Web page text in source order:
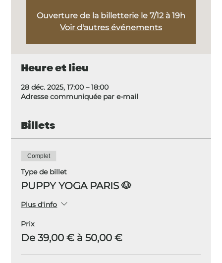
Ouverture de la billetterie le 7/12 à 19h
Voir d'autres événements
Heure et lieu
28 déc. 2025, 17:00 – 18:00
Adresse communiquée par e-mail
Billets
Complet
Type de billet
PUPPY YOGA PARIS 🐶
Plus d'info
Prix
De 39,00 € à 50,00 €